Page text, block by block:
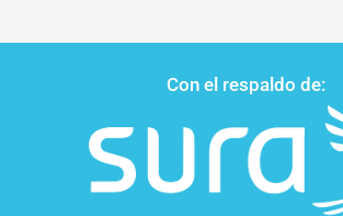
Con el respaldo de: